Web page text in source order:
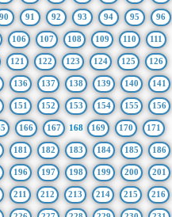
90 91 92 93 94 95 96
106 107 108 109 110 111
121 122 123 124 125 126
136 137 138 139 140 141
151 152 153 154 155 156
166 167 168 169 170 171
181 182 183 184 185 186
196 197 198 199 200 201
211 212 213 214 215 216